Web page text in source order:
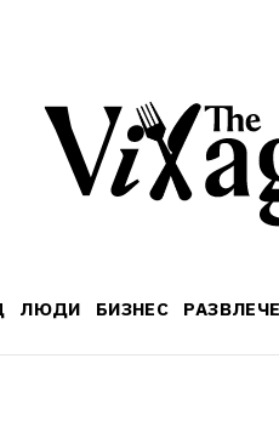
ЛЮДИ БИЗНЕС